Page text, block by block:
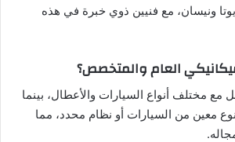
ونيسان، مع فنيين ذوي خبرة في هذه
مع مختلف أنواع السيارات والأعطال، بينما
معين من السيارات أو نظام محدد، مما